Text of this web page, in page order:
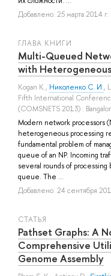
Добавлено: 25 марта 2014 г.
ГЛАВА КНИГИ
Multi-Queued
with
Kogan K., Николенко С. И.,
Fifth International
(COMSNETS 2013).:
Modern network processors
heterogeneous processing
fundamental problem of
queue of an NP. Incoming
several rounds of
queue. The ...
Добавлено: 24 сентября
СТАТЬЯ
Pathset Graphs: A
Comprehensive
Genome Assembly